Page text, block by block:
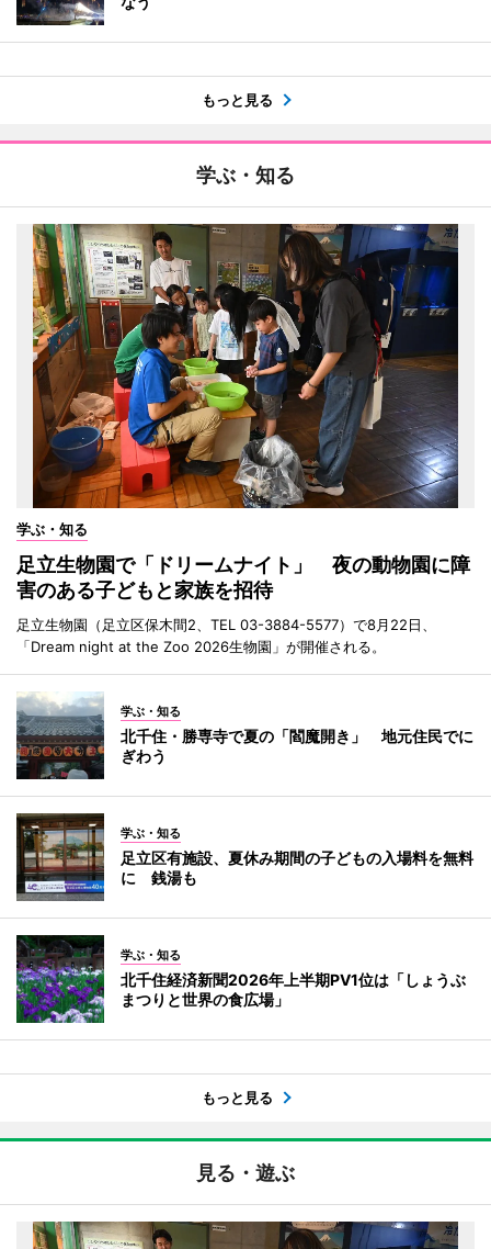
もっと見る
学ぶ・知る
学ぶ・知る
足立生物園で「ドリームナイト」 夜の動物園に障
害のある子どもと家族を招待
足立生物園（足立区保木間2、TEL 03-3884-5577）で8月22日、
「Dream night at the Zoo 2026生物園」が開催される。
学ぶ・知る
北千住・勝専寺で夏の「閻魔開き」 地元住民でに
ぎわう
学ぶ・知る
足立区有施設、夏休み期間の子どもの入場料を無料
に 銭湯も
学ぶ・知る
北千住経済新聞2026年上半期PV1位は「しょうぶ
まつりと世界の食広場」
もっと見る
見る・遊ぶ